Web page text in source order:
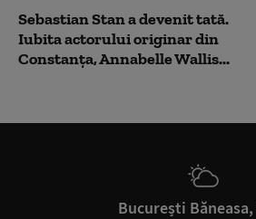
Sebastian Stan a devenit tată.
Iubita actorului originar din
Constanța, Annabelle Wallis...
București Băneasa,